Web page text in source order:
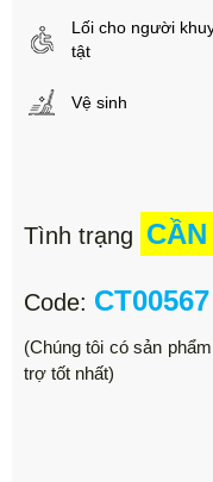
Lối cho người
tật
Vệ sinh
Tình trạng
Code: CT00567
(Chúng tôi có sản
trợ tốt nhất)